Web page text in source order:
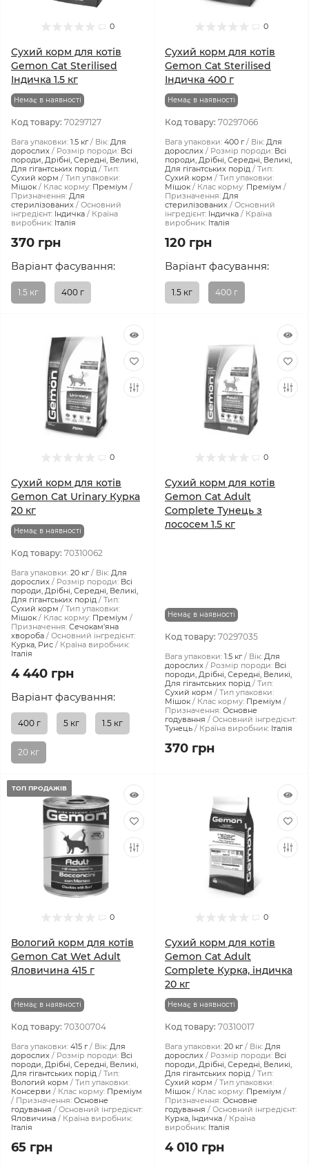
0
Сухий корм для котів
Gemon Cat Sterilised
Індичка 1.5 кг
Немає в наявності
Код товару: 70297127
Вага упаковки: 1.5 кг Вік: Для
дорослих
Розмір породи: Всі
породи, Дрібні, Середні, Великі,
Для гігантських порід
Тип:
Сухий корм
Тип упаковки:
Мішок
Клас корму: Преміум
Призначення: Для
стерилізованих
Основний
інгредієнт: Індичка
Країна
виробник: Італія
370 грн
Варіант фасування:
1.5 кг 400 г
0
Сухий корм для котів
Gemon Cat Sterilised
Індичка 400 г
Немає в наявності
Код товару: 70297066
Вага упаковки: 400 г Вік: Для
дорослих
Розмір породи: Всі
породи, Дрібні, Середні, Великі,
Для гігантських порід
Тип:
Сухий корм
Тип упаковки:
Мішок
Клас корму: Преміум
Призначення: Для
стерилізованих
Основний
інгредієнт: Індичка
Країна
виробник: Італія
120 грн
Варіант фасування:
1.5 кг 400 г
0
Сухий корм для котів
Gemon Cat Urinary Курка
20 кг
Немає в наявності
Код товару: 70310062
Вага упаковки: 20 кг Вік: Для
дорослих
Розмір породи: Всі
породи, Дрібні, Середні, Великі,
Для гігантських порід
Тип:
Сухий корм
Тип упаковки:
Мішок
Клас корму: Преміум
Призначення: Сечокам'яна
хвороба
Основний інгредієнт:
Курка, Рис
Країна виробник:
Італія
4 440 грн
Варіант фасування:
400 г 5 кг 1.5 кг
20 кг
0
Сухий корм для котів
Gemon Cat Adult
Complete Тунeць з
лососем 1.5 кг
Немає в наявності
Код товару: 70297035
Вага упаковки: 1.5 кг Вік: Для
дорослих
Розмір породи: Всі
породи, Дрібні, Середні, Великі,
Для гігантських порід
Тип:
Сухий корм
Тип упаковки:
Мішок
Клас корму: Преміум
Призначення: Основне
годування
Основний інгредієнт:
Тунець
Країна виробник: Італія
370 грн
ТОП ПРОДАЖІВ
0
Вологий корм для котів
Gemon Cat Wet Adult
Яловичина 415 г
Немає в наявності
Код товару: 70300704
Вага упаковки: 415 г Вік: Для
дорослих
Розмір породи: Всі
породи, Дрібні, Середні, Великі,
Для гігантських порід
Тип:
Вологий корм
Тип упаковки:
Консерви
Клас корму: Преміум
Призначення: Основне
годування
Основний інгредієнт:
Яловичина
Країна виробник:
Італія
65 грн
0
Сухий корм для котів
Gemon Cat Adult
Complete Курка, індичка
20 кг
Немає в наявності
Код товару: 70310017
Вага упаковки: 20 кг Вік: Для
дорослих
Розмір породи: Всі
породи, Дрібні, Середні, Великі,
Для гігантських порід
Тип:
Сухий корм
Тип упаковки:
Мішок
Клас корму: Преміум
Призначення: Основне
годування
Основний інгредієнт:
Курка, Індичка
Країна
виробник: Італія
4 010 грн